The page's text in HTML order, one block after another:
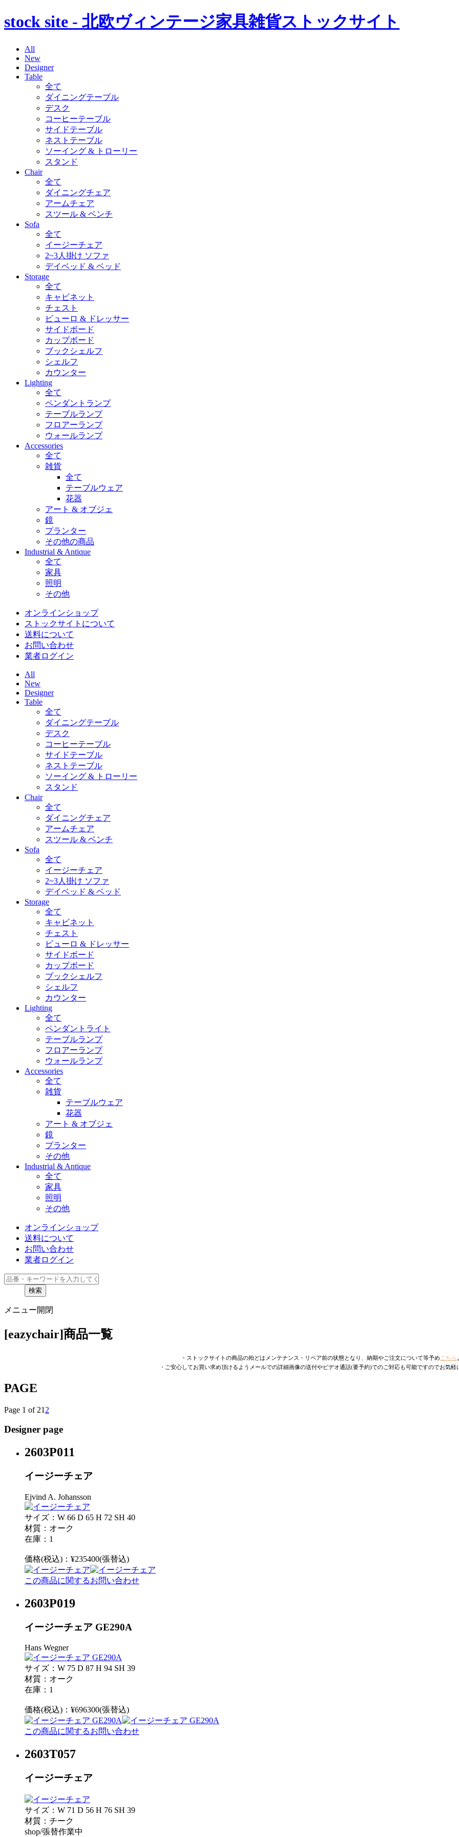
stock site - 北欧ヴィンテージ家具雑貨ストックサイト
All
New
Designer
Table
全て
ダイニングテーブル
デスク
コーヒーテーブル
サイドテーブル
ネストテーブル
ソーイング & トローリー
スタンド
Chair
全て
ダイニングチェア
アームチェア
スツール & ベンチ
Sofa
全て
イージーチェア
2~3人掛け ソファ
デイベッド & ベッド
Storage
全て
キャビネット
チェスト
ビューロ & ドレッサー
サイドボード
カップボード
ブックシェルフ
シェルフ
カウンター
Lighting
全て
ペンダントランプ
テーブルランプ
フロアーランプ
ウォールランプ
Accessories
全て
雑貨
全て
テーブルウェア
花器
アート & オブジェ
鏡
プランター
その他の商品
Industrial & Antique
全て
家具
照明
その他
オンラインショップ
ストックサイトについて
送料について
お問い合わせ
業者ログイン
All
New
Designer
Table
全て
ダイニングテーブル
デスク
コーヒーテーブル
サイドテーブル
ネストテーブル
ソーイング & トローリー
スタンド
Chair
全て
ダイニングチェア
アームチェア
スツール & ベンチ
Sofa
全て
イージーチェア
2~3人掛け ソファ
デイベッド & ベッド
Storage
全て
キャビネット
チェスト
ビューロ & ドレッサー
サイドボード
カップボード
ブックシェルフ
シェルフ
カウンター
Lighting
全て
ペンダントライト
テーブルランプ
フロアーランプ
ウォールランプ
Accessories
全て
雑貨
テーブルウェア
花器
アート & オブジェ
鏡
プランター
その他
Industrial & Antique
全て
家具
照明
その他
オンラインショップ
送料について
お問い合わせ
業者ログイン
検索
メニュー開閉
[eazychair]商品一覧
・ストックサイトの商品の殆どはメンテナンス・リペア前の状態となり、納期やご注文について等予めこちら
・ご安心してお買い求め頂けるようメールでの詳細画像の送付やビデオ通話(要予約)でのご対応も可能ですのでお気軽
PAGE
Page 1 of 21 2
Designer page
2603P011
イージーチェア
Ejvind A. Johansson
サイズ：W 66 D 65 H 72 SH 40
材質：オーク
在庫：1
価格(税込)：¥235400(張替込)
この商品に関するお問い合わせ
2603P019
イージーチェア GE290A
Hans Wegner
サイズ：W 75 D 87 H 94 SH 39
材質：オーク
在庫：1
価格(税込)：¥696300(張替込)
この商品に関するお問い合わせ
2603T057
イージーチェア
サイズ：W 71 D 56 H 76 SH 39
材質：チーク
shop/張替作業中